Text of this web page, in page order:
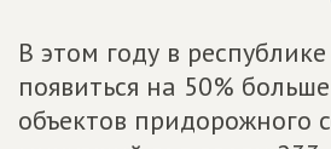
В этом году в
появиться на 50%
объектов придорожного